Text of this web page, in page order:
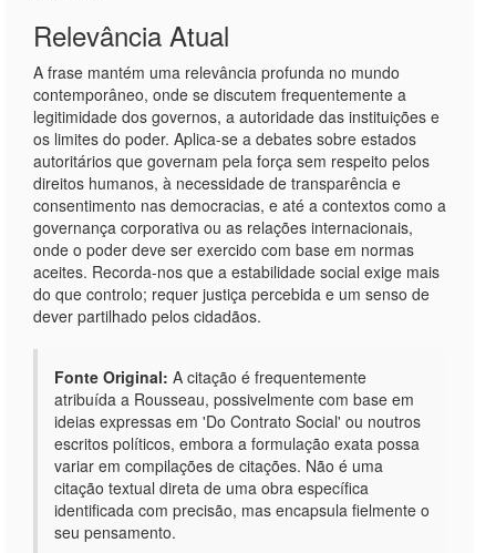
Relevância Atual
A frase mantém uma relevância profunda no mundo
contemporâneo, onde se discutem frequentemente a
legitimidade dos governos, a autoridade das instituições e
os limites do poder. Aplica-se a debates sobre estados
autoritários que governam pela força sem respeito pelos
direitos humanos, à necessidade de transparência e
consentimento nas democracias, e até a contextos como a
governança corporativa ou as relações internacionais,
onde o poder deve ser exercido com base em normas
aceites. Recorda-nos que a estabilidade social exige mais
do que controlo; requer justiça percebida e um senso de
dever partilhado pelos cidadãos.
Fonte Original: A citação é frequentemente
atribuída a Rousseau, possivelmente com base em
ideias expressas em 'Do Contrato Social' ou noutros
escritos políticos, embora a formulação exata possa
variar em compilações de citações. Não é uma
citação textual direta de uma obra específica
identificada com precisão, mas encapsula fielmente o
seu pensamento.